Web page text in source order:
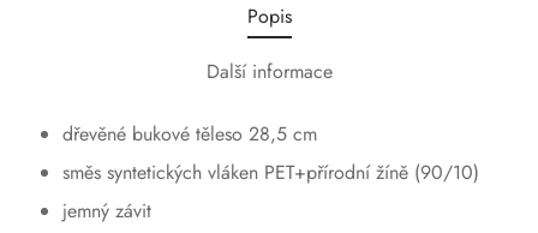
Popis
Další informace
dřevěné bukové těleso 28,5 cm
směs syntetických vláken PET+přírodní žíně (90/10)
jemný závit